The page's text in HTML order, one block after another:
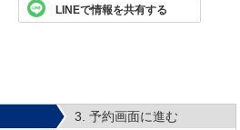
LINEで情報を共有する
3. 予約画面に進む